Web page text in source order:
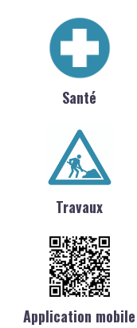
Santé
Travaux
Application mobile